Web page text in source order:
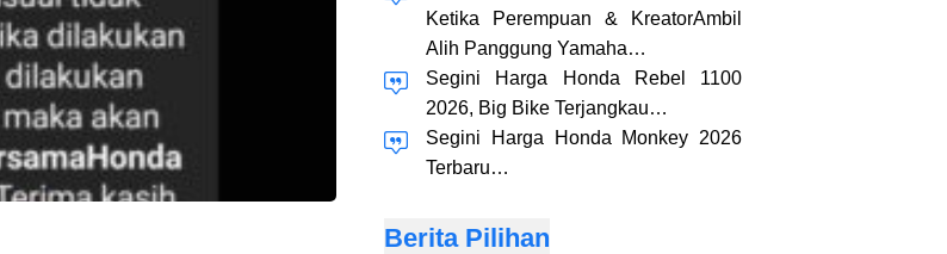
Ketika Perempuan & KreatorAmbil
Alih Panggung Yamaha…
Segini Harga Honda Rebel 1100
2026, Big Bike Terjangkau…
Segini Harga Honda Monkey 2026
Terbaru…
Berita Pilihan